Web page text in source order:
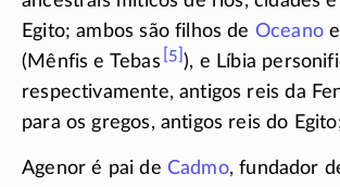
Egito; ambos são filhos de Oceanoe
(Mênfis e Tebas [5]), e Líbia
respectivamente, antigos reis da
para os gregos, antigos reis do
Agenor é pai de Cadmo, fundador